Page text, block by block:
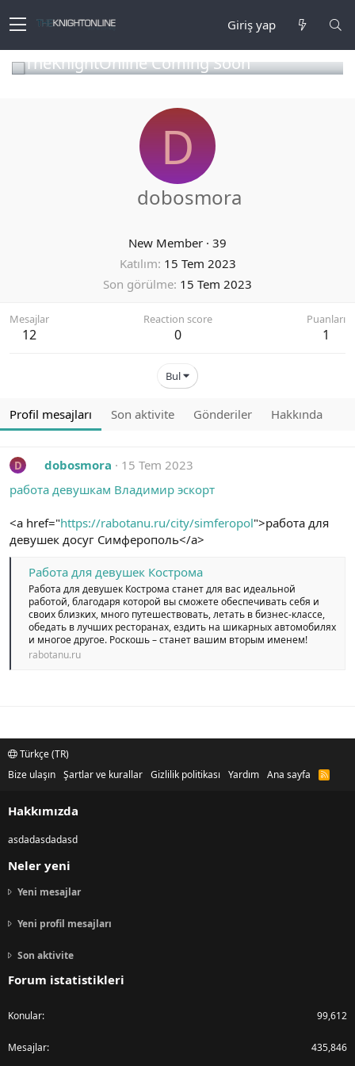
Giriş yap
TheKnightOnline Coming Soon
D
dobosmora
New Member · 39
Katılım 15 Tem 2023
Son görülme 15 Tem 2023
Mesajlar
12
Reaction score
0
Puanları
1
Bul
Profil mesajları Son aktivite Gönderiler Hakkında
D dobosmora
15 Tem 2023
работа девушкам Владимир эскорт
<a href="https://rabotanu.ru/city/simferopol">работа для
девушек досуг Симферополь</a>
Работа для девушек Кострома
Работа для девушек Кострома станет для вас идеальной
работой, благодаря которой вы сможете обеспечивать себя и
своих близких, много путешествовать, летать в бизнес-классе,
обедать в лучших ресторанах, ездить на шикарных автомобилях
и многое другое. Роскошь – станет вашим вторым именем!
rabotanu.ru
Türkçe (TR)
Bize ulaşın Şartlar ve kurallar Gizlilik politikası Yardım Ana sayfa
R
S
Hakkımızda
asdadasdadasd
Neler yeni
Yeni mesajlar
Yeni profil mesajları
Son aktivite
Forum istatistikleri
Konular 99,612
Mesajlar 435,846